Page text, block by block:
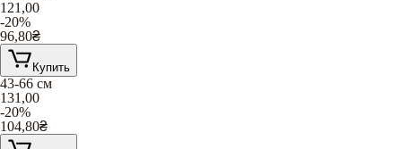
121,00
-20%
96,80₴
Купить
43-66 см
131,00
-20%
104,80₴